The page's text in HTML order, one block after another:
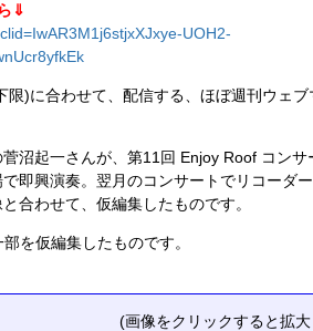
⇓
UOH2-
限)に合わせて、配信する、ほぼ週刊ウェ
沼起一さんが、第11回 Enjoy Roof コンサ
即興演奏。翌月のコンサートでリコーダ
合わせて、仮編集したものです。
を仮編集したものです。
(画像をクリックすると拡